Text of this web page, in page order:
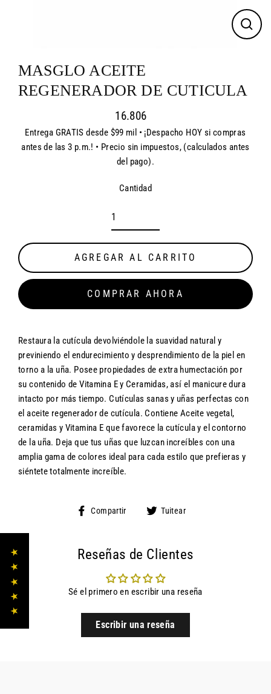
MASGLO ACEITE
REGENERADOR DE CUTICULA
Precio
habitual
16.806
Entrega GRATIS desde $99 mil • ¡Despacho HOY si compras
antes de las 3 p.m.! • Precio sin impuestos, (calculados antes
del pago).
Cantidad
AGREGAR AL CARRITO
COMPRAR AHORA
Restaura la cutícula devolviéndole la suavidad natural y
previniendo el endurecimiento y desprendimiento de la piel en
torno a la uña. Posee propiedades de extra humectación por
su contenido de Vitamina E y Ceramidas, así el manicure dura
intacto por más tiempo. Cutículas sanas y uñas perfectas con
el aceite regenerador de cutícula. Contiene Aceite vegetal,
ceramidas y Vitamina E que favorece la cutícula y el contorno
de la uña. Deja que tus uñas que luzcan increíbles con una
amplia gama de colores ideal para cada estilo que prefieras y
siéntete totalmente increíble.
Compartir
CompartirTuitear
Reseñas de Clientes
Sé el primero en escribir una reseña
Escribir una reseña
★ ★ ★ ★ ★